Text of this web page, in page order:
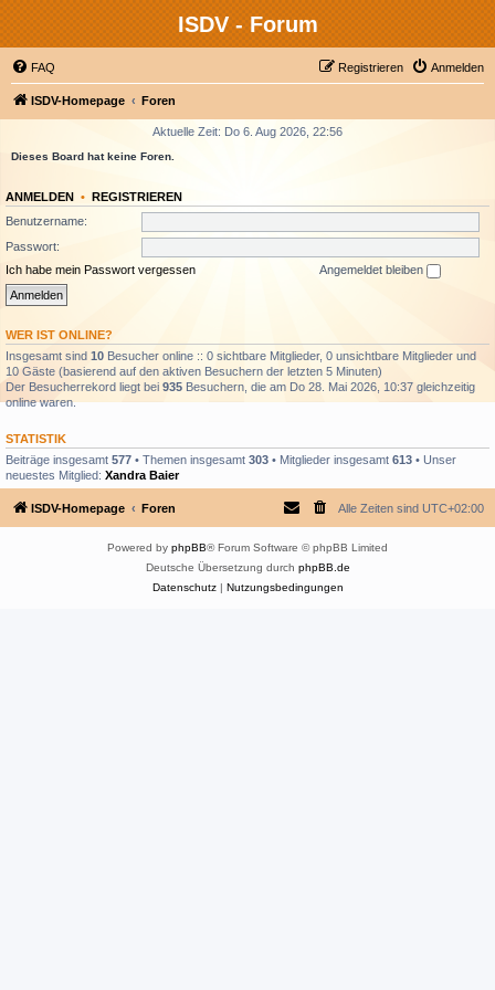
ISDV - Forum
FAQ Anmelden
Registrieren
ISDV-Homepage Foren
Aktuelle Zeit: Do 6. Aug 2026, 22:56
Dieses Board hat keine Foren.
ANMELDEN • REGISTRIEREN
Benutzername:
Passwort:
Ich habe mein Passwort vergessen
Angemeldet bleiben
WER IST ONLINE?
Insgesamt sind 10 Besucher online :: 0 sichtbare Mitglieder, 0 unsichtbare Mitglieder und
10 Gäste (basierend auf den aktiven Besuchern der letzten 5 Minuten)
Der Besucherrekord liegt bei 935 Besuchern, die am Do 28. Mai 2026, 10:37 gleichzeitig
online waren.
STATISTIK
Beiträge insgesamt 577 • Themen insgesamt 303 • Mitglieder insgesamt 613 • Unser
neuestes Mitglied: Xandra Baier
ISDV-Homepage Foren Alle Zeiten sind UTC+02:00
Powered by phpBB® Forum Software © phpBB Limited
Deutsche Übersetzung durch phpBB.de
Datenschutz| Nutzungsbedingungen